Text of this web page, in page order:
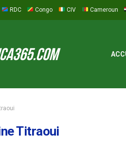
RDC Congo CIV Cameroun
Titraoui